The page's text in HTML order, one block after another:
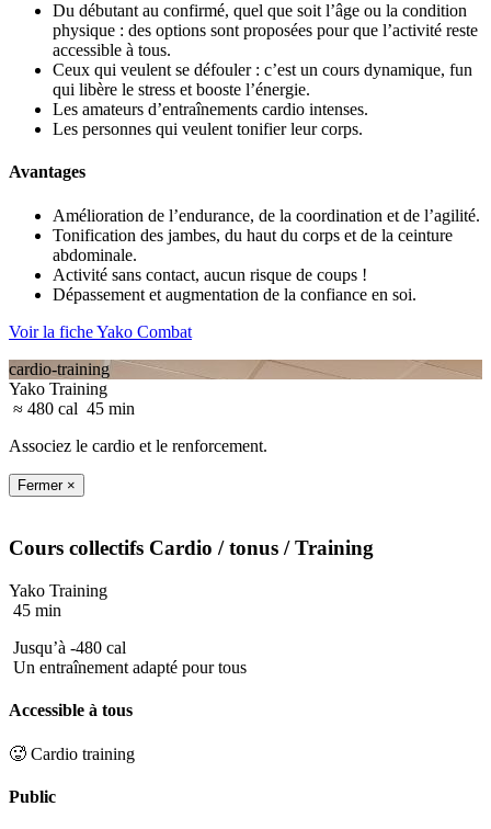
Du débutant au confirmé, quel que soit l’âge ou la condition
physique : des options sont proposées pour que l’activité reste
accessible à tous.
Ceux qui veulent se défouler : c’est un cours dynamique, fun
qui libère le stress et booste l’énergie.
Les amateurs d’entraînements cardio intenses.
Les personnes qui veulent tonifier leur corps.
Avantages
Amélioration de l’endurance, de la coordination et de l’agilité.
Tonification des jambes, du haut du corps et de la ceinture
abdominale.
Activité sans contact, aucun risque de coups !
Dépassement et augmentation de la confiance en soi.
Voir la fiche Yako Combat
cardio-training
Yako Training
≈ 480 cal 45 min
Associez le cardio et le renforcement.
Fermer ×
Cours collectifs Cardio / tonus / Training
Yako Training
45 min
Jusqu’à -480 cal
Un entraînement adapté pour tous
Accessible à tous
🥵 Cardio training
Public